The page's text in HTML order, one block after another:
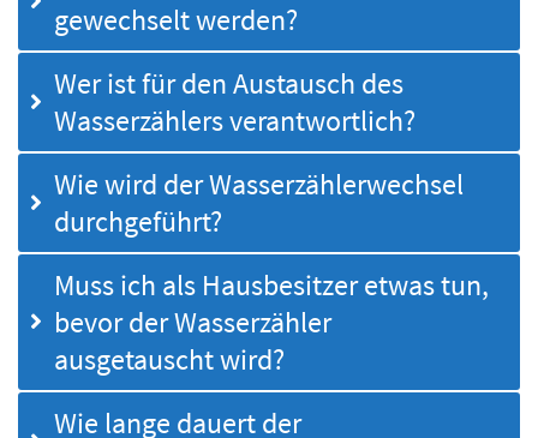
gewechselt werden?
Wer ist für den Austausch des
Wasserzählers verantwortlich?
Wie wird der Wasserzählerwechsel
durchgeführt?
Muss ich als Hausbesitzer etwas tun,
bevor der Wasserzähler
ausgetauscht wird?
Wie lange dauert der